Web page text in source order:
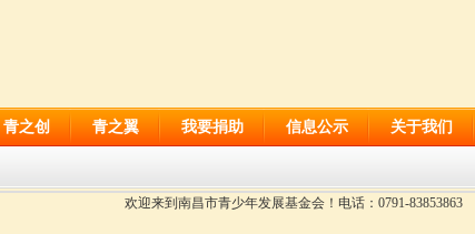
青之创 青之翼 我要捐助 信息公示 关于我们
欢迎来到南昌市青少年发展基金会！电话：0791-83853863